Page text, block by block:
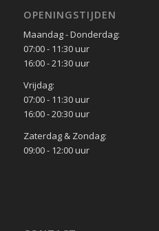
OPENINGSTIJDEN
Maandag - Donderdag:
07:00 - 11:30 uur
16:00 - 21:30 uur
Vrijdag:
07:00 - 11:30 uur
16:00 - 20:30 uur
Zaterdag & Zondag:
09:00 - 12:00 uur